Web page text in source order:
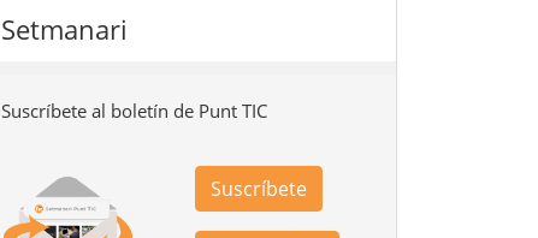
Setmanari
Suscríbete al boletín de Punt TIC
Suscríbete